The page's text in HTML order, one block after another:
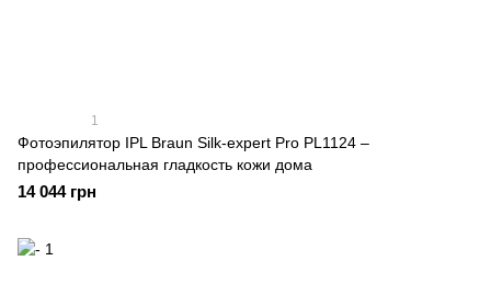
1
Фотоэпилятор IPL Braun Silk-expert Pro PL1124 –
профессиональная гладкость кожи дома
14 044 грн